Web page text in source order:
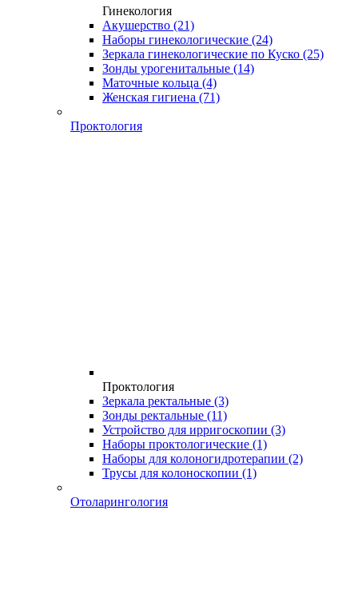
Гинекология
Акушерство (21)
Наборы гинекологические (24)
Зеркала гинекологические по Куско (25)
Зонды урогенитальные (14)
Маточные кольца (4)
Женская гигиена (71)
Проктология
Проктология
Зеркала ректальные (3)
Зонды ректальные (11)
Устройство для ирригоскопии (3)
Наборы проктологические (1)
Наборы для колоногидротерапии (2)
Трусы для колоноскопии (1)
Отоларингология